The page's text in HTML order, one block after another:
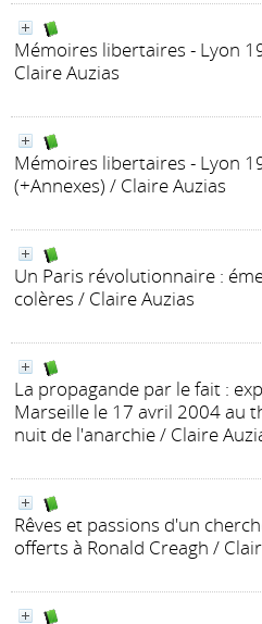
Mémoires libertaires - Lyon
Claire Auzias
Mémoires libertaires - Lyon
(+Annexes) / Claire Auzias
Un Paris révolutionnaire :
colères / Claire Auzias
La propagande par le fait :
Marseille le 17 avril 2004 au
nuit de l'anarchie/ Claire
Rêves et passions d'un
offerts à Ronald Creagh /